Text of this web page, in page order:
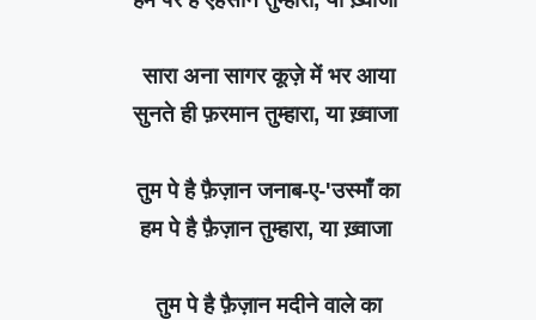
सारा अना सागर कूज़े में भर आया
सुनते ही फ़रमान तुम्हारा, या ख़्वाजा
तुम पे है फ़ैज़ान जनाब-ए-'उस्माँ का
हम पे है फ़ैज़ान तुम्हारा, या ख़्वाजा
तुम पे है फ़ैज़ान मदीने वाले का